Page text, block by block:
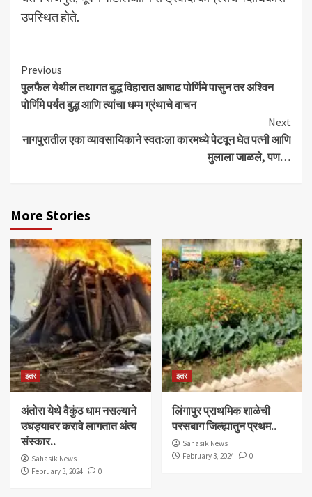
उपस्थित होते.
Continue
Reading
Previous
पुलफैल येथील तथागत बुद्ध विहारात आषाढ पोर्णिमे पासुन तर अश्विन
पोर्णिमे पर्यत बुद्ध आणि त्यांचा धम्म ग्रंथाचे वाचन
Next
नागपुरातील एका व्यावसायिकाने स्वतःला कारमध्ये पेटवून घेत पत्नी आणि
मुलाला जाळले, पण…
More Stories
इतर
अंतोरा येथे वैकुंठ धाम नसल्याने
उघड्यावर करावे लागतात अंत्य
संस्कार..
Sahasik News
February 3, 2024
0
इतर
लिंगापुर प्राथमिक शाळेची
परसबाग जिल्ह्यातुन प्रथम..
Sahasik News
February 3, 2024
0